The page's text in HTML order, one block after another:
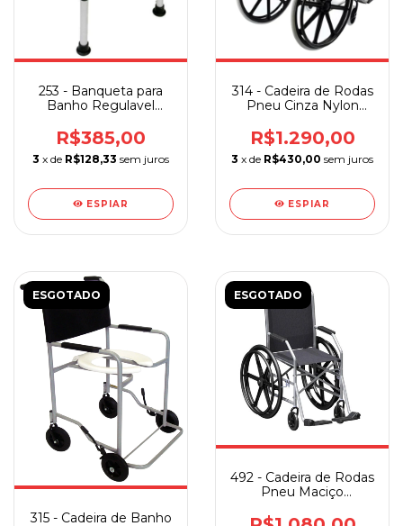
253 - Banqueta para
Banho Regulavel
R$385,00
3 x de R$128,33 sem juros
ESPIAR
314 - Cadeira de Rodas
Pneu Cinza Nylon
R$1.290,00
3 x de R$430,00 sem juros
ESPIAR
ESGOTADO
315 - Cadeira de Banho
ESGOTADO
492 - Cadeira de Rodas
Pneu Maciço